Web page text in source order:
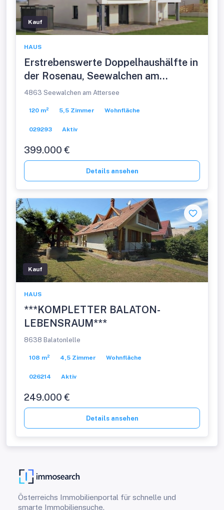
Kauf
HAUS
Erstrebenswerte Doppelhaushälfte in
der Rosenau, Seewalchen am
Attersee – Ihr Traumhaus vom
4863 Seewalchen am Attersee
120 m² 5,5 Zimmer Wohnfläche
029293 Aktiv
399.000 €
Details ansehen
Kauf
HAUS
***KOMPLETTER BALATON-
LEBENSRAUM***
8638 Balatonlelle
108 m² 4,5 Zimmer Wohnfläche
026214 Aktiv
249.000 €
Details ansehen
Österreichs Immobilienportal für schnelle und
smarte Immobiliensuche.